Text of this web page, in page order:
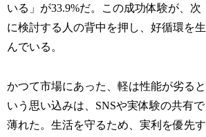
いる」が33.9%だ。この成功体験が、次
に検討する人の背中を押し、好循環を生
んでいる。
かつて市場にあった、軽は性能が劣ると
いう思い込みは、SNSや実体験の共有で
薄れた。生活を守るため、実利を優先す